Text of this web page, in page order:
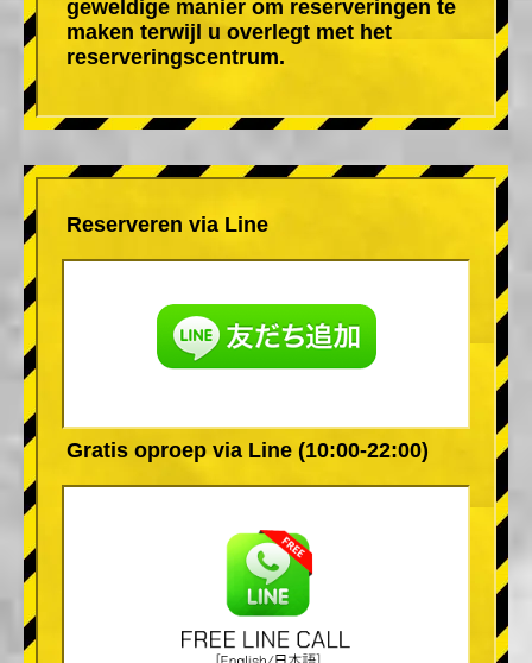
geweldige manier om reserveringen te
maken terwijl u overlegt met het
reserveringscentrum.
Reserveren via Line
Gratis oproep via Line (10:00-22:00)